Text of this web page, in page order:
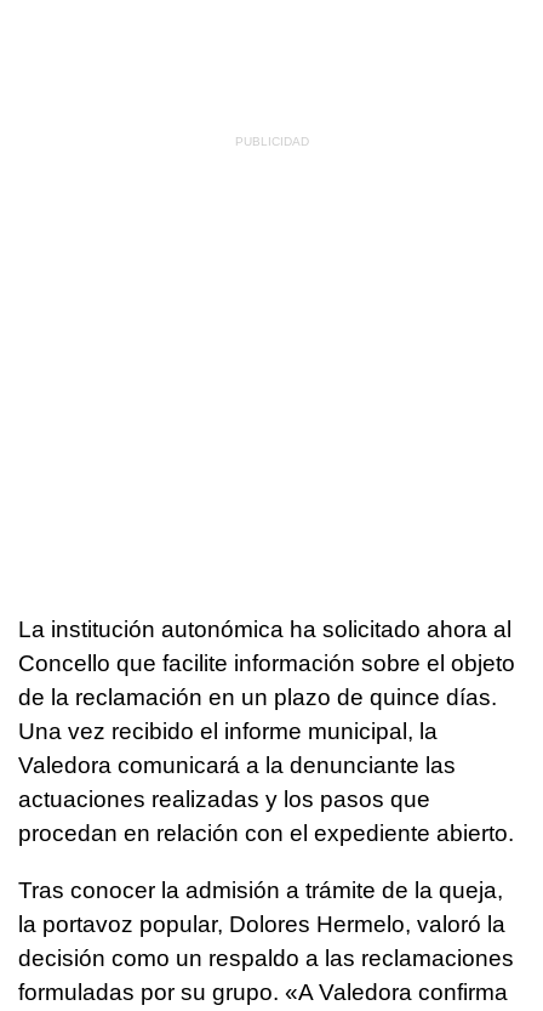
La institución autonómica ha solicitado ahora al
Concello que facilite información sobre el objeto
de la reclamación en un plazo de quince días.
Una vez recibido el informe municipal, la
Valedora comunicará a la denunciante las
actuaciones realizadas y los pasos que
procedan en relación con el expediente abierto.
Tras conocer la admisión a trámite de la queja,
la portavoz popular, Dolores Hermelo, valoró la
decisión como un respaldo a las reclamaciones
formuladas por su grupo. «A Valedora confirma